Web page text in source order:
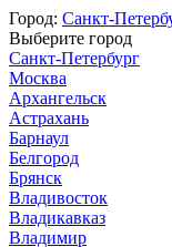
Город: Санкт-
Выберите город
Санкт-Петербург
Москва
Архангельск
Астрахань
Барнаул
Белгород
Брянск
Владивосток
Владикавказ
Владимир